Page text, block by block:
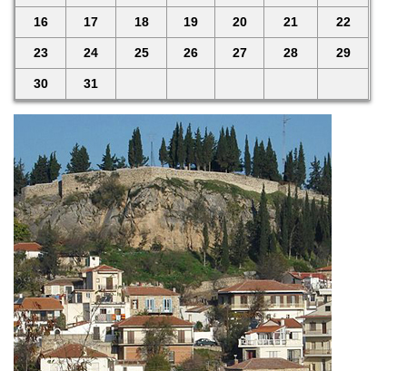
16 17 18 19 20 21 22
23 24 25 26 27 28 29
30 31